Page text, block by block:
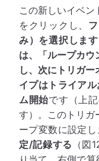
この新しいイベン
をクリックし、
み） を選択しま
は、「ループカウ
し、次にトリガ
イプは トライア
ム開始です（上
す）。このトリガ
ープ変数に設定
定/記録する （